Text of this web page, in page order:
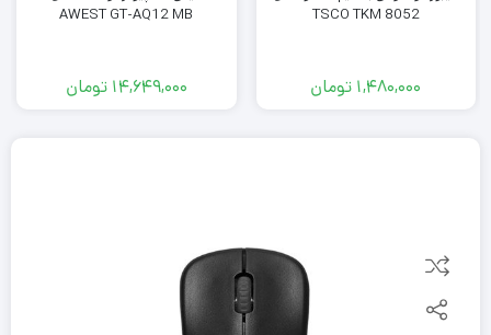
TSCO TKM 8052
1,480,000 تومان
AWEST GT-AQ12 MB
14,649,000 تومان